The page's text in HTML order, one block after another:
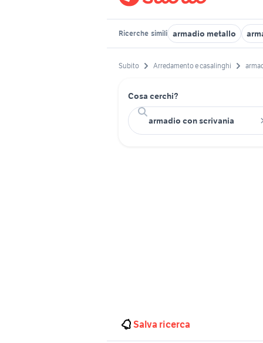
Ricerche simili armadio metallo
Subito Arredamento e casalinghi
Cosa cerchi?
Salva ricerca